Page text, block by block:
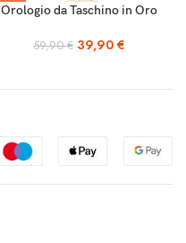
Orologio da Taschino in Oro
59,90€ 39,90 €